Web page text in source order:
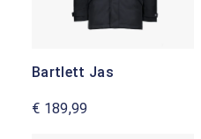
Bartlett Jas
€ 189,99